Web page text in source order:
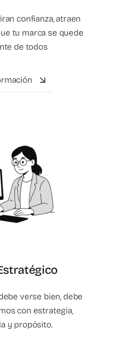
confianza, atraen
tu marca se quede
de todos
verse bien, debe
con estrategia,
y propósito.